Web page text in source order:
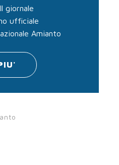
giornale
ufficiale
Amianto